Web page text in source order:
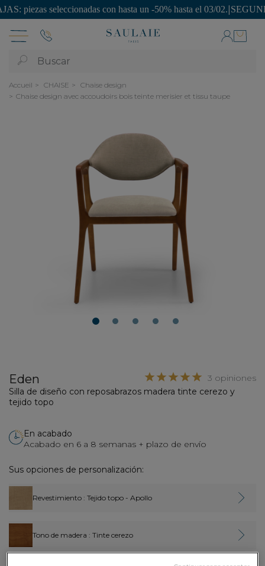
seleccionadas con hasta un -50% hasta el 03/02. |SEGUNDA
Buscar
Accueil CHAISE
Chaise design
Chaise design avec accoudoirs bois teinte merisier et tissu taupe
1 2 3 4 5
3 opiniones
Eden
Silla de diseño con reposabrazos madera tinte cerezo y
tejido topo
En acabado
Acabado en 6 a 8 semanas + plazo de envío
Sus opciones de personalización:
Revestimiento : Tejido topo - Apollo
Tono de madera : Tinte cerezo